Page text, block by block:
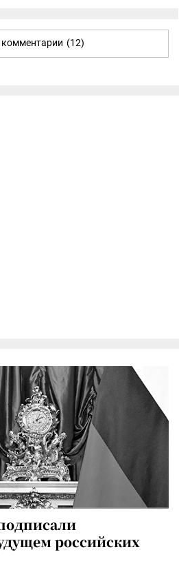
комментарии (12)
российских